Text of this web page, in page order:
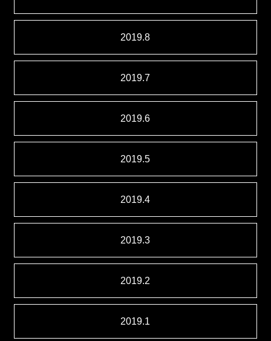
2019.8
2019.7
2019.6
2019.5
2019.4
2019.3
2019.2
2019.1